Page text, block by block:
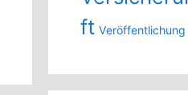
ft Veröffentlichung